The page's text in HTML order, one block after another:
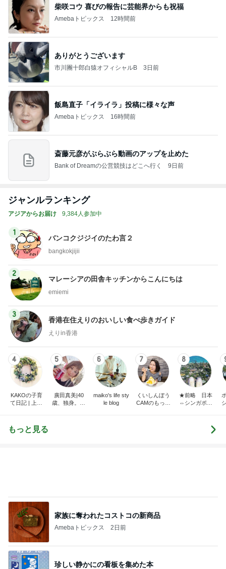
柴咲コウ 喜びの報告に芸能界からも祝福
Amebaトピックス 12時間前
ありがとうございます
市川團十郎白猿オフィシャルB 3日前
飯島直子「イライラ」投稿に様々な声
Amebaトピックス 16時間前
斎藤元彦がぶらぶら動画のアップを止めた
Bank of Dreamの公営競技はどこへ行く 9日前
ジャンルランキング
アジアからお届け 9,384人参加中
1
バンコクジジイのたわ言２
bangkokjijii
2
マレーシアの田舎キッチンからこんにちは
emiemi
3
香港在住えりのおいしい食べ歩きガイド
えりin香港
4
KAKOの子育
て日記 | 上海
へ。ときどき
さいたま。
5
廣田真美|40
歳、独身。お
6
maiko's life sty
le blog
7
くいしんぼう
CAMのもっと
8
★前略 日本
⇔シンガポー
もっと見る
珍しい静かにの看板を集めた本
Amebaトピックス 2日前
ヒデ iPhoneからの乗り換え悩み